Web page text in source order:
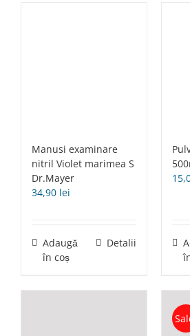
Manusi examinare
nitril Violet marimea S
Dr.Mayer
34,90 lei
Adaugă
în coș
Detalii